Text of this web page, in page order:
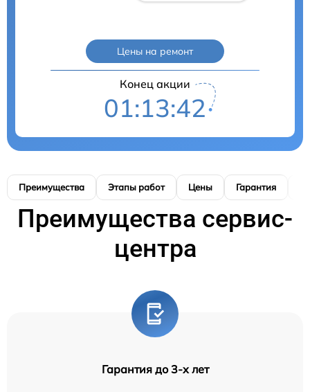
Цены на ремонт
Конец акции
01:13:41
Преимущества Этапы работ Цены Гарантия
Преимущества сервис-
центра
Гарантия до 3-х лет